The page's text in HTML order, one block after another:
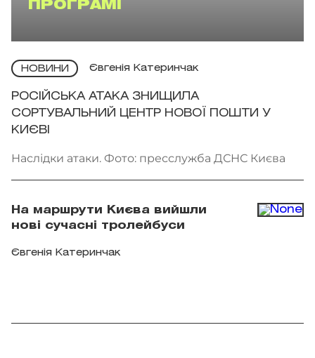
ПРОГРАМІ
НОВИНИ Євгенія Катеринчак
РОСІЙСЬКА АТАКА ЗНИЩИЛА
СОРТУВАЛЬНИЙ ЦЕНТР НОВОЇ ПОШТИ У
КИЄВІ
Наслідки атаки. Фото: пресслужба ДСНС Києва
На маршрути Києва вийшли
нові сучасні тролейбуси
Євгенія Катеринчак